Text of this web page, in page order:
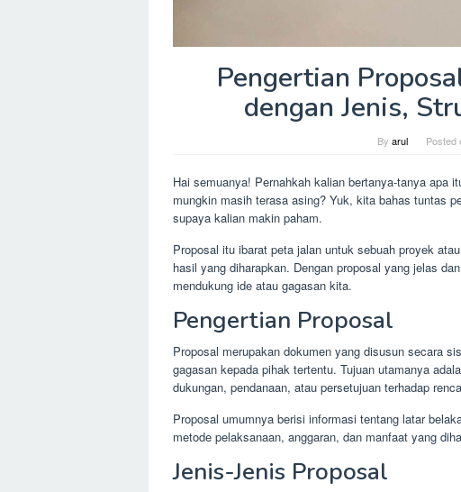
Pengertian
dengan Jenis,
By arul Posted
Hai semuanya! Pernahkah kalian bertanya-tanya apa
mungkin masih terasa asing? Yuk, kita bahas tuntas
supaya kalian makin paham.
Proposal itu ibarat peta jalan untuk sebuah proyek
hasil yang diharapkan. Dengan proposal yang jelas
mendukung ide atau gagasan kita.
Pengertian Proposal
Proposal merupakan dokumen yang disusun secara
gagasan kepada pihak tertentu. Tujuan utamanya
dukungan, pendanaan, atau persetujuan terhadap
Proposal umumnya berisi informasi tentang latar
metode pelaksanaan, anggaran, dan manfaat yang
Jenis-Jenis Proposal